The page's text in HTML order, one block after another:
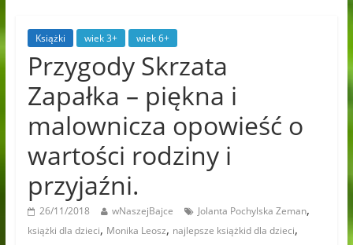
Książki wiek 3+ wiek 6+
Przygody Skrzata
Zapałka – piękna i
malownicza opowieść o
wartości rodziny i
przyjaźni.
26/11/2018 wNaszejBajce Jolanta Pochylska Zeman,
książki dla dzieci, Monika Leosz, najlepsze książkid dla dzieci,